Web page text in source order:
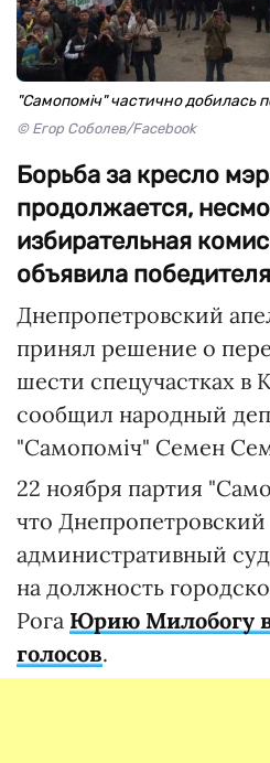
"Самопоміч" частично добилась
© Егор Соболев/Facebook
Борьба за кресло
продолжается,
избирательная
объявила
Днепропетровский
принял решение о
шести спецучастках в
сообщил народный
"Самопоміч" Семен
22 ноября партия
что
административный
на должность
Рога Юрию Милобогу в
голосов.